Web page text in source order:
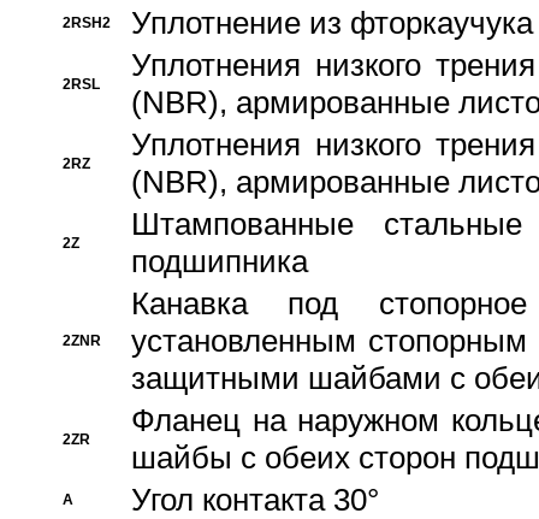
2RSH2 Уплотнение из
2RSL
Уплотнения низкого
(NBR), армированные
2RZ
Уплотнения низкого
(NBR), армированные
2Z
Штампованные
подшипника
2ZNR
Канавка под
установленным
защитными шайбами с
2ZR
Фланец на наружном
шайбы с обеих сторон
A
Угол контакта 30°